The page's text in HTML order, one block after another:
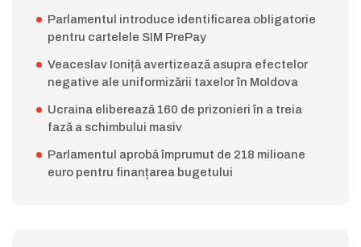
Parlamentul introduce identificarea obligatorie
pentru cartelele SIM PrePay
Veaceslav Ioniță avertizează asupra efectelor
negative ale uniformizării taxelor în Moldova
Ucraina eliberează 160 de prizonieri în a treia
fază a schimbului masiv
Parlamentul aprobă împrumut de 218 milioane
euro pentru finanțarea bugetului